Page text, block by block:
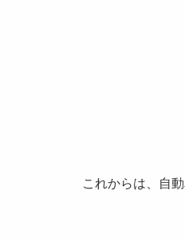
これからは、自動